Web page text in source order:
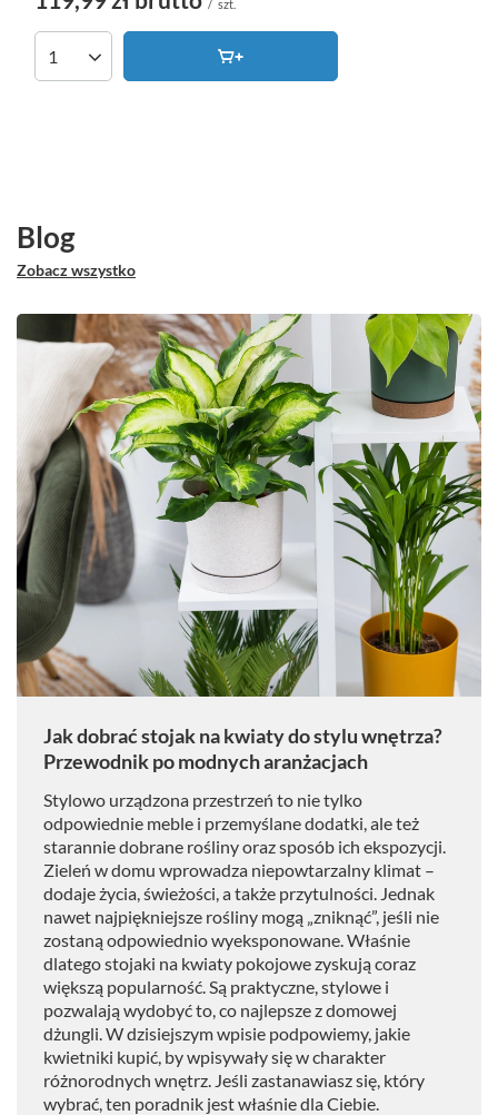
/ szt.
Ilość produktów
Blog
Zobacz wszystko
Jak dobrać stojak na kwiaty do stylu wnętrza?
Przewodnik po modnych aranżacjach
Stylowo urządzona przestrzeń to nie tylko
odpowiednie meble i przemyślane dodatki, ale też
starannie dobrane rośliny oraz sposób ich ekspozycji.
Zieleń w domu wprowadza niepowtarzalny klimat –
dodaje życia, świeżości, a także przytulności. Jednak
nawet najpiękniejsze rośliny mogą „zniknąć”, jeśli nie
zostaną odpowiednio wyeksponowane. Właśnie
dlatego stojaki na kwiaty pokojowe zyskują coraz
większą popularność. Są praktyczne, stylowe i
pozwalają wydobyć to, co najlepsze z domowej
dżungli. W dzisiejszym wpisie podpowiemy, jakie
kwietniki kupić, by wpisywały się w charakter
różnorodnych wnętrz. Jeśli zastanawiasz się, który
wybrać, ten poradnik jest właśnie dla Ciebie.